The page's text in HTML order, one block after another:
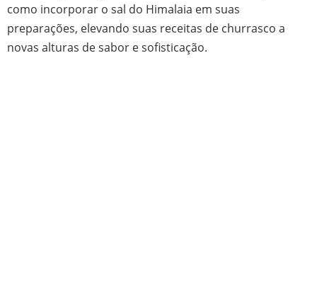
como incorporar o sal do Himalaia em suas
preparações, elevando suas receitas de churrasco a
novas alturas de sabor e sofisticação.